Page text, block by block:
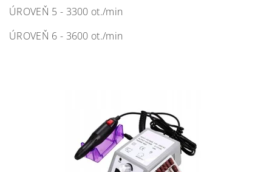
ÚROVEŇ 5 - 3300 ot./min
ÚROVEŇ 6 - 3600 ot./min